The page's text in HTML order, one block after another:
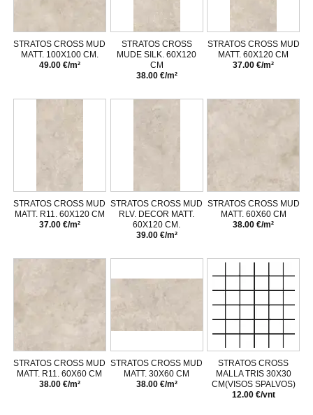
STRATOS CROSS MUD
MATT. 100X100 CM.
49.00 €/m²
STRATOS CROSS
MUDE SILK. 60X120
CM
38.00 €/m²
STRATOS CROSS MUD
MATT. 60X120 CM
37.00 €/m²
STRATOS CROSS MUD
MATT. R11. 60X120 CM
37.00 €/m²
STRATOS CROSS MUD
RLV. DECOR MATT.
60X120 CM.
39.00 €/m²
STRATOS CROSS MUD
MATT. 60X60 CM
38.00 €/m²
STRATOS CROSS MUD
MATT. R11. 60X60 CM
38.00 €/m²
STRATOS CROSS MUD
MATT. 30X60 CM
38.00 €/m²
STRATOS CROSS
MALLA TRIS 30X30
CM(VISOS SPALVOS)
12.00 €/vnt